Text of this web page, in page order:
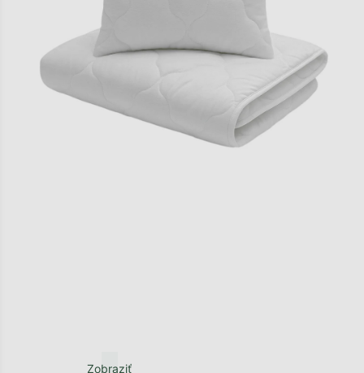
Zobraziť